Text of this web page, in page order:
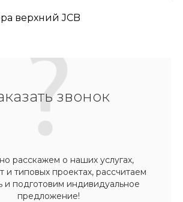
верхний JCB
звонок
расскажем о наших услугах,
и типовых проектах, рассчитаем
и подготовим индивидуальное
предложение!